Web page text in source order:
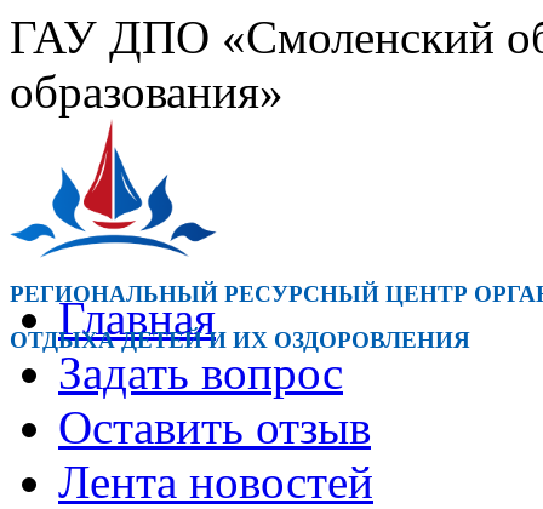
ГАУ ДПО «Смоленский
образования»
РЕГИОНАЛЬНЫЙ РЕСУРСНЫЙ ЦЕНТР
ОТДЫХА ДЕТЕЙ И ИХ ОЗДОРОВЛЕНИЯ
Главная
Задать вопрос
Оставить отзыв
Лента новостей